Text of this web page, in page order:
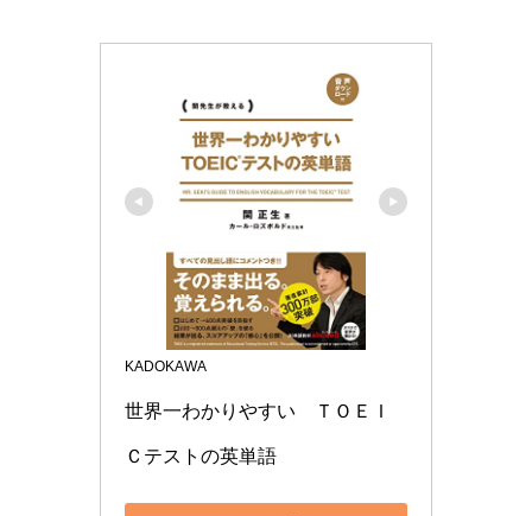
KADOKAWA
世界一わかりやすい　ＴＯＥＩ
Ｃテストの英単語